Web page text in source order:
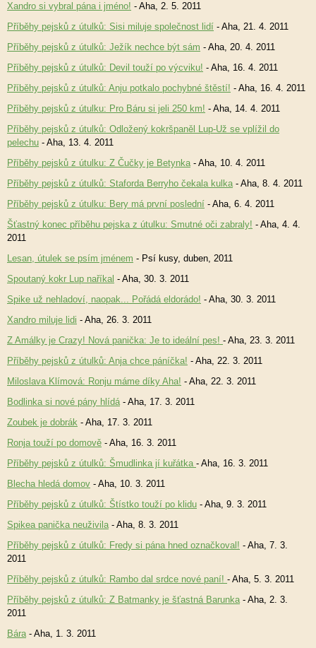
Xandro si vybral pána i jméno! - Aha, 2. 5. 2011
Příběhy pejsků z útulků: Sisi miluje společnost lidí - Aha, 21. 4. 2011
Příběhy pejsků z útulků: Ježík nechce být sám - Aha, 20. 4. 2011
Příběhy pejsků z útulků: Devil touží po výcviku! - Aha, 16. 4. 2011
Příběhy pejsků z útulků: Anju potkalo pochybné štěstí! - Aha, 16. 4. 2011
Příběhy pejsků z útulku: Pro Báru si jeli 250 km! - Aha, 14. 4. 2011
Příběhy pejsků z útulků: Odložený kokršpaněl Lup-Už se vplížil do
pelechu - Aha, 13. 4. 2011
Příběhy pejsků z útulku: Z Čučky je Betynka- Aha, 10. 4. 2011
Příběhy pejsků z útulků: Staforda Berryho čekala kulka- Aha, 8. 4. 2011
Příběhy pejsků z útulku: Bery má první poslední - Aha, 6. 4. 2011
Šťastný konec příběhu pejska z útulku: Smutné oči zabraly! - Aha, 4. 4.
2011
Lesan, útulek se psím jménem - Psí kusy, duben, 2011
Spoutaný kokr Lup naříkal - Aha, 30. 3. 2011
Spike už nehladoví, naopak... Pořádá eldorádo! - Aha, 30. 3. 2011
Xandro miluje lidi - Aha, 26. 3. 2011
Z Amálky je Crazy! Nová panička: Je to ideální pes! - Aha, 23. 3. 2011
Příběhy pejsků z útulků: Anja chce páníčka! - Aha, 22. 3. 2011
Miloslava Klímová: Ronju máme díky Aha! - Aha, 22. 3. 2011
Bodlinka si nové pány hlídá- Aha, 17. 3. 2011
Zoubek je dobrák - Aha, 17. 3. 2011
Ronja touží po domově - Aha, 16. 3. 2011
Příběhy pejsků z útulků: Šmudlinka jí kuřátka - Aha, 16. 3. 2011
Blecha hledá domov - Aha, 10. 3. 2011
Příběhy pejsků z útulků: Štístko touží po klidu - Aha, 9. 3. 2011
Spikea panička neuživila- Aha, 8. 3. 2011
Příběhy pejsků z útulků: Fredy si pána hned označkoval! - Aha, 7. 3.
2011
Příběhy pejsků z útulků: Rambo dal srdce nové paní! - Aha, 5. 3. 2011
Příběhy pejsků z útulků: Z Batmanky je šťastná Barunka- Aha, 2. 3.
2011
Bára- Aha, 1. 3. 2011